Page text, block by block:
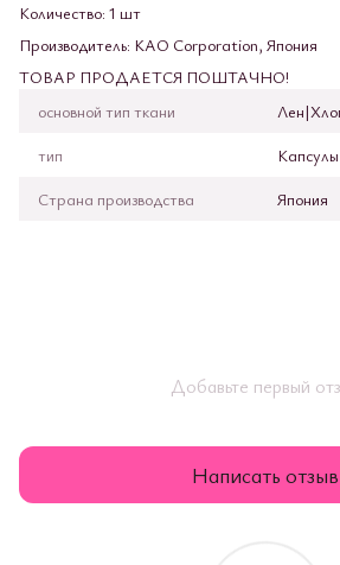
Количество: 1 шт
Производитель: KAO Corporation, Япония
ТОВАР ПРОДАЕТСЯ ПОШТАЧНО!
основной тип ткани
тип
Капсулы
Страна производства
Япония
Добавьте первый
Написать отзыв